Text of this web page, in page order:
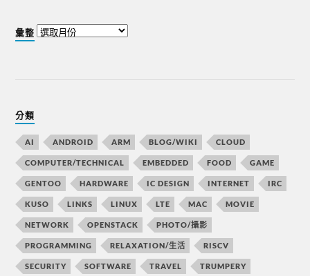
彙整
分類
AI ANDROID ARM BLOG/WIKI CLOUD
COMPUTER/TECHNICAL EMBEDDED FOOD GAME
GENTOO HARDWARE IC DESIGN INTERNET IRC
KUSO LINKS LINUX LTE MAC MOVIE
NETWORK OPENSTACK PHOTO/攝影
PROGRAMMING RELAXATION/生活 RISCV
SECURITY SOFTWARE TRAVEL TRUMPERY